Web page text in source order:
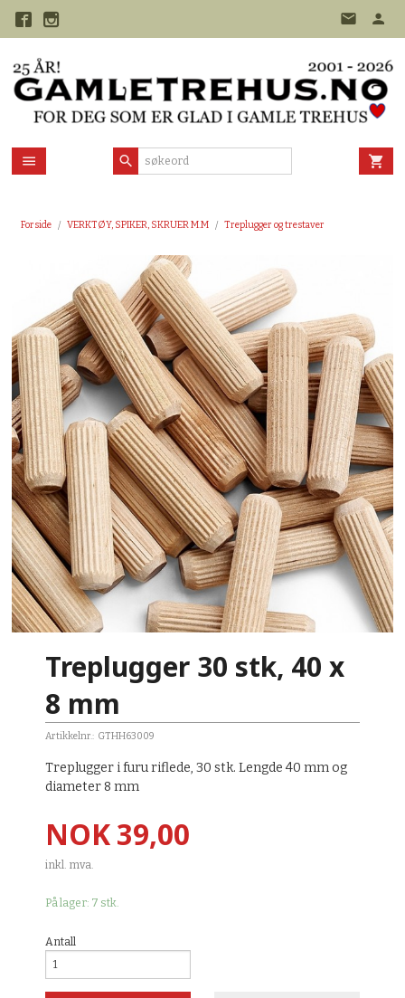
Forside VERKTØY, SPIKER, SKRUER M.M Treplugger og trestaver
Treplugger 30 stk, 40 x
8 mm
Artikkelnr.: GTHH63009
Treplugger i furu riflede, 30 stk. Lengde 40 mm og
diameter 8 mm
Pris
NOK39,00
inkl. mva.
På lager: 7 stk.
Antall